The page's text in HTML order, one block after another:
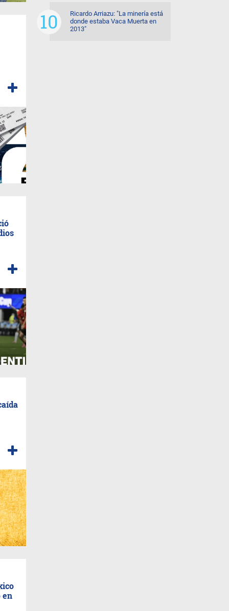
en
Ricardo Arriazu: "La minería está
donde estaba Vaca Muerta en
2013"